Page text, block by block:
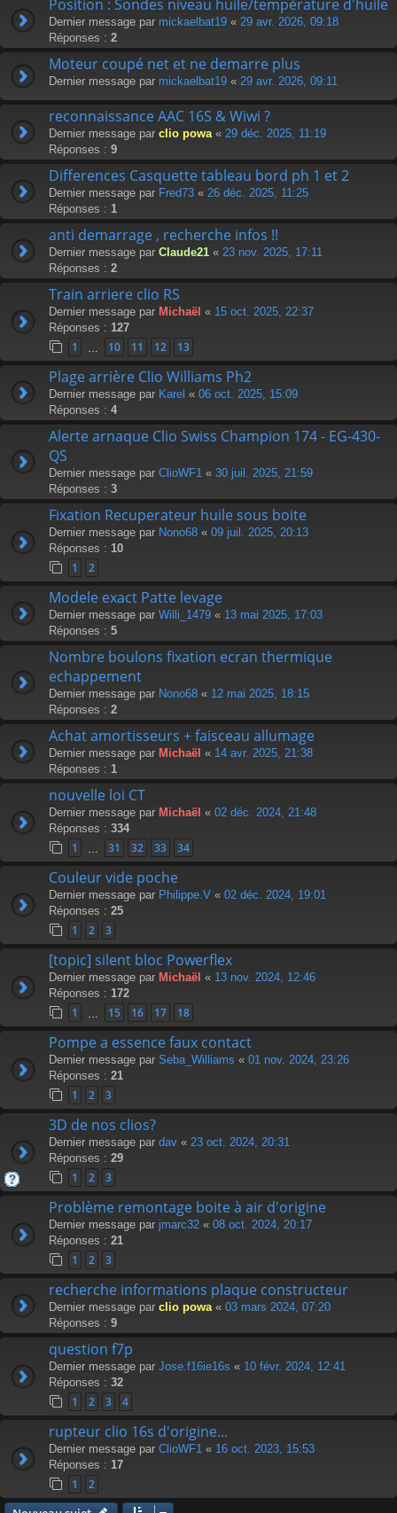
Position : Sondes niveau huile/température d'huile
Dernier message par mickaelbat19 « 29 avr. 2026, 09:18
Réponses : 2
Moteur coupé net et ne demarre plus
Dernier message par mickaelbat19 « 29 avr. 2026, 09:11
reconnaissance AAC 16S & Wiwi ?
Dernier message par clio powa « 29 déc. 2025, 11:19
Réponses : 9
Differences Casquette tableau bord ph 1 et 2
Dernier message par Fred73 « 26 déc. 2025, 11:25
Réponses : 1
anti demarrage , recherche infos !!
Dernier message par Claude21 « 23 nov. 2025, 17:11
Réponses : 2
Train arriere clio RS
Dernier message par Michaël « 15 oct. 2025, 22:37
Réponses : 127
1 10 11 12 13
Plage arrière Clio Williams Ph2
Dernier message par Karel « 06 oct. 2025, 15:09
Réponses : 4
Alerte arnaque Clio Swiss Champion 174 - EG-430-
QS
Dernier message par ClioWF1 « 30 juil. 2025, 21:59
Réponses : 3
Fixation Recuperateur huile sous boite
Dernier message par Nono68 « 09 juil. 2025, 20:13
Réponses : 10
1 2
Modele exact Patte levage
Dernier message par Willi_1479 « 13 mai 2025, 17:03
Réponses : 5
Nombre boulons fixation ecran thermique
echappement
Dernier message par Nono68 « 12 mai 2025, 18:15
Réponses : 2
Achat amortisseurs + faisceau allumage
Dernier message par Michaël « 14 avr. 2025, 21:38
Réponses : 1
nouvelle loi CT
Dernier message par Michaël « 02 déc. 2024, 21:48
Réponses : 334
1 31 32 33 34
Couleur vide poche
Dernier message par Philippe.V « 02 déc. 2024, 19:01
Réponses : 25
1 2 3
[topic] silent bloc Powerflex
Dernier message par Michaël « 13 nov. 2024, 12:46
Réponses : 172
1 15 16 17 18
Pompe a essence faux contact
Dernier message par Seba_Williams « 01 nov. 2024, 23:26
Réponses : 21
1 2 3
3D de nos clios?
Dernier message par dav « 23 oct. 2024, 20:31
Réponses : 29
1 2 3
Problème remontage boite à air d'origine
Dernier message par jmarc32 « 08 oct. 2024, 20:17
Réponses : 21
1 2 3
recherche informations plaque constructeur
Dernier message par clio powa « 03 mars 2024, 07:20
Réponses : 9
question f7p
Dernier message par Jose.f16ie16s « 10 févr. 2024, 12:41
Réponses : 32
1 2 3 4
rupteur clio 16s d'origine...
Dernier message par ClioWF1 « 16 oct. 2023, 15:53
Réponses : 17
1 2